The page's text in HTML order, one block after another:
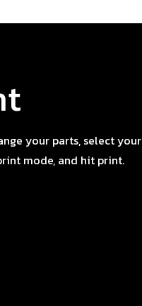
your parts, select your
mode, and hit print.